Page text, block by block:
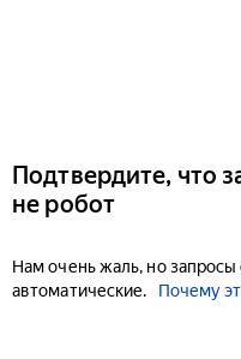
Подтвердите, что
не робот
Нам очень жаль, но
автоматические.
Почему